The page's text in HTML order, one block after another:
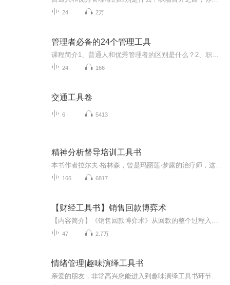
24 2万
管理者必备的24个管理工具
24 166
交通工具卷
6 5413
精神分析督导培训工具书
166 6817
【财经工具书】销售回款博弈术
47 2.7万
情绪管理|趣味演绎工具书